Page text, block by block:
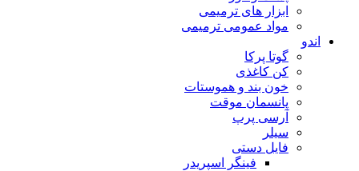
ابزار های ترمیمی
مواد عمومی ترمیمی
اندو
گوتا پرکا
کن کاغذی
خون بند و هموستات
پانسمان موقت
آرسی پرپ
سیلر
فایل دستی
فینگر اسپریدر